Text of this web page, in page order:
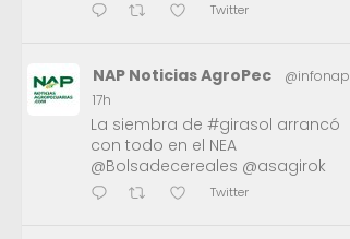
Twitter
NAP Noticias AgroPec @infonap
17h
La siembra de #girasol arrancó
con todo en el NEA
@Bolsadecereales @asagirok
Twitter